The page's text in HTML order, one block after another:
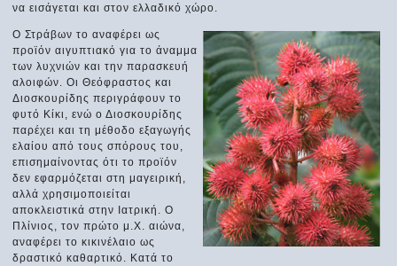
να εισάγεται και στον ελλαδικό χώρο.
Ο Στράβων το αναφέρει ως
προϊόν αιγυπτιακό για το άναμμα
των λυχνιών και την παρασκευή
αλοιφών. Οι Θεόφραστος και
Διοσκουρίδης περιγράφουν το
φυτό Κίκι, ενώ ο Διοσκουρίδης
παρέχει και τη μέθοδο εξαγωγής
ελαίου από τους σπόρους του,
επισημαίνοντας ότι το προϊόν
δεν εφαρμόζεται στη μαγειρική,
αλλά χρησιμοποιείται
αποκλειστικά στην Ιατρική. Ο
Πλίνιος, τον πρώτο μ.Χ. αιώνα,
αναφέρει το κικινέλαιο ως
δραστικό καθαρτικό. Κατά το